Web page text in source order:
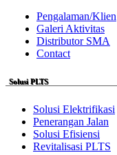
Pengalaman/Klien
Galeri Aktivitas
Distributor SMA
Contact
Solusi PLTS
Solusi Elektrifikasi
Penerangan Jalan
Solusi Efisiensi
Revitalisasi PLTS